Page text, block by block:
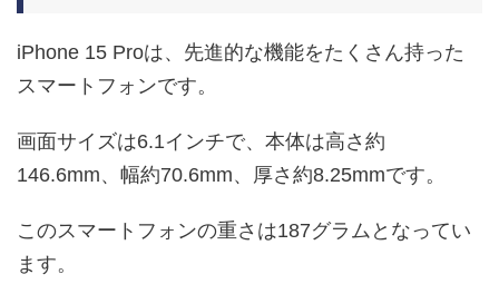
iPhone 15 Proは、先進的な機能をたくさん持った
スマートフォンです。
画面サイズは6.1インチで、本体は高さ約
146.6mm、幅約70.6mm、厚さ約8.25mmです。
このスマートフォンの重さは187グラムとなってい
ます。